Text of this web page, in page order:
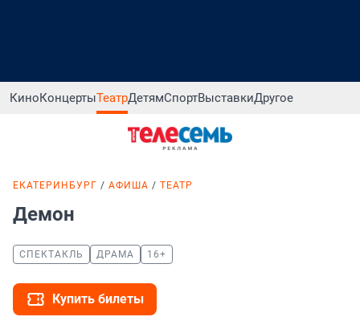
КиноКонцертыТеатрДетямСпортВыставкиДругое
ЕКАТЕРИНБУРГ АФИША ТЕАТР
Демон
СПЕКТАКЛЬ ДРАМА 16+
Купить билеты